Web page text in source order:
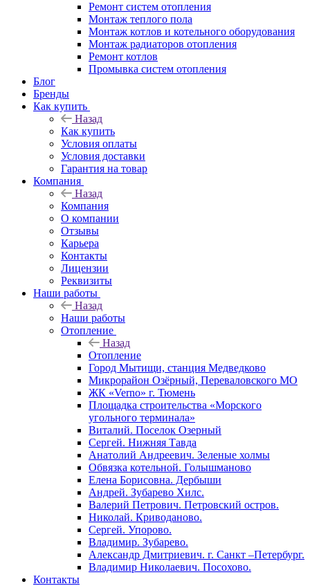
Ремонт систем отопления
Монтаж теплого пола
Монтаж котлов и котельного оборудования
Монтаж радиаторов отопления
Ремонт котлов
Промывка систем отопления
Блог
Бренды
Как купить
Назад
Как купить
Условия оплаты
Условия доставки
Гарантия на товар
Компания
Назад
Компания
О компании
Отзывы
Карьера
Контакты
Лицензии
Реквизиты
Наши работы
Назад
Наши работы
Отопление
Назад
Отопление
Город Мытищи, станция Медведково
Микрорайон Озёрный, Переваловского МО
ЖК «Verno» г. Тюмень
Площадка строительства «Морского
угольного терминала»
Виталий. Поселок Озерный
Сергей. Нижняя Тавда
Анатолий Андреевич. Зеленые холмы
Обвязка котельной. Голышманово
Елена Борисовна. Дербыши
Андрей. Зубарево Хилс.
Валерий Петрович. Петровский остров.
Николай. Криводаново.
Сергей. Упорово.
Владимир. Зубарево.
Александр Дмитриевич. г. Санкт –Петербург.
Владимир Николаевич. Посохово.
Контакты